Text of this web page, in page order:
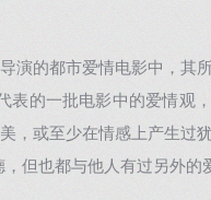
的都市爱情电影中，其
表的一批电影中的爱情观
，或至少在情感上产生过
但也都与他人有过另外的